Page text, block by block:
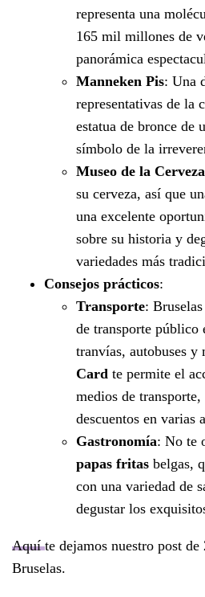
representa una
165 mil millones de
panorámica
Manneken Pis: Una
representativas de la
estatua de bronce de
símbolo de la
Museo de la Cerveza
su cerveza, así que
una excelente
sobre su historia y
variedades más
Consejos prácticos:
Transporte:
de transporte
tranvías, autobuses y
Card te permite el
medios de
descuentos en varias
Gastronomía: No te
papas fritas belgas,
con una variedad de
degustar los
Aquíte dejamos nuestro post de
Bruselas.